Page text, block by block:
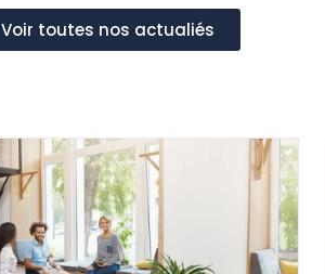
Voir toutes nos actualiés